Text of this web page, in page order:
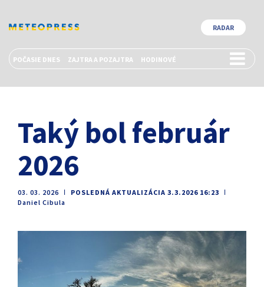
POČASIE DNES ZAJTRA A POZAJTRA HODINOVÉ
RADAR
Taký bol február
2026
03. 03. 2026 ǀ POSLEDNÁ AKTUALIZÁCIA 3.3.2026 16:23
ǀ
Daniel Cibula